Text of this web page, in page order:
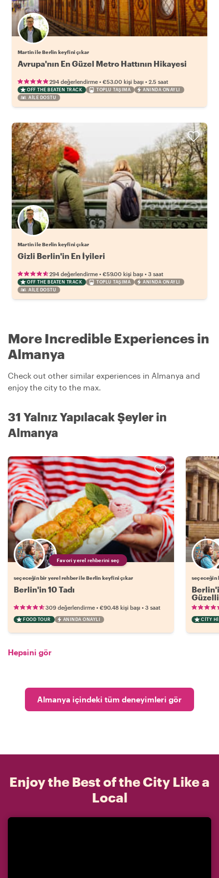
Martin ile Berlin keyfini çıkar
Avrupa'nın En Güzel Metro Hattının Hikayesi
294 değerlendirme • €53.00 kişi başı • 2.5 saat
OFF THE BEATEN TRACK TOPLU TAŞIMA
ANINDA ONAYLI
AILE DOSTU
Martin ile Berlin keyfini çıkar
Gizli Berlin'in En İyileri
294 değerlendirme • €59.00 kişi başı • 3 saat
OFF THE BEATEN TRACK TOPLU TAŞIMA
ANINDA ONAYLI
AILE DOSTU
More Incredible Experiences in
Almanya
Check out other similar experiences in Almanya and
enjoy the city to the max.
31 Yalnız Yapılacak Şeyler in
Almanya
Favori yerel rehberini seç
seçeceğin bir yerel rehber ile Berlin keyfini çıkar
Berlin'in 10 Tadı
309 değerlendirme • €90.48 kişi başı • 3 saat
FOOD TOUR ANINDA ONAYLI
seçeceğin
CITY
Hepsini gör
Almanya içindeki tüm deneyimleri gör
Enjoy the Best of the City Like a
Local